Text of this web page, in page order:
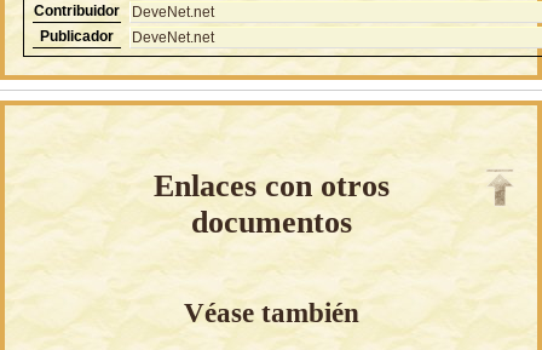
Contribuidor
DeveNet.net
Publicador
DeveNet.net
Enlaces con otros
documentos
Véase también